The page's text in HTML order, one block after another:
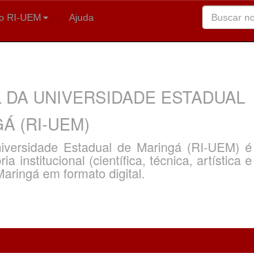
RI-UEM Ajuda
UNIVERSIDADE ESTADUAL
(RI-UEM)
Estadual de Maringá (RI-UEM) é
institucional (científica, técnica, artística e
em formato digital.